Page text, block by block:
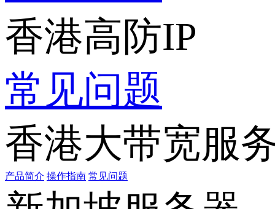
香港高防IP
常见问题
香港大带宽服
产品简介 操作指南 常见问题